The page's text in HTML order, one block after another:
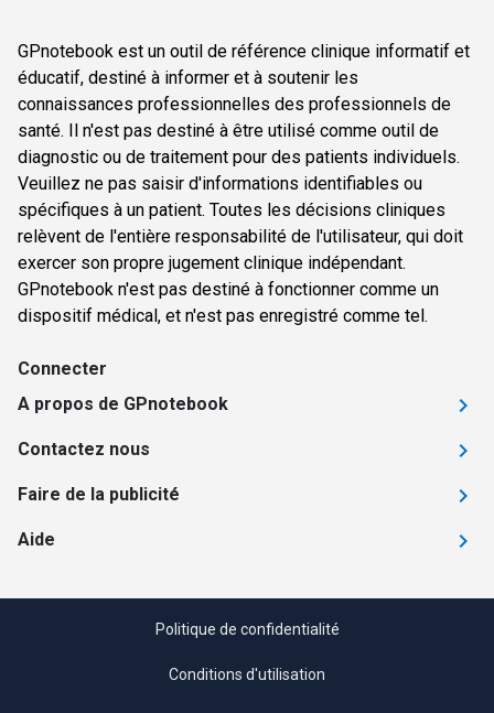
GPnotebook est un outil de référence clinique informatif et
éducatif, destiné à informer et à soutenir les
connaissances professionnelles des professionnels de
santé. Il n'est pas destiné à être utilisé comme outil de
diagnostic ou de traitement pour des patients individuels.
Veuillez ne pas saisir d'informations identifiables ou
spécifiques à un patient. Toutes les décisions cliniques
relèvent de l'entière responsabilité de l'utilisateur, qui doit
exercer son propre jugement clinique indépendant.
GPnotebook n'est pas destiné à fonctionner comme un
dispositif médical, et n'est pas enregistré comme tel.
Connecter
A propos de GPnotebook
Contactez nous
Faire de la publicité
Aide
Politique de confidentialité
Conditions d'utilisation